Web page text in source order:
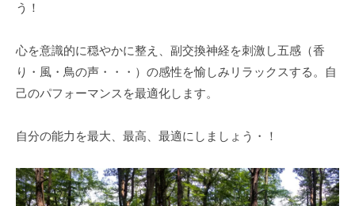
う！
心を意識的に穏やかに整え、副交換神経を刺激し五感（香
り・風・鳥の声・・・）の感性を愉しみリラックスする。自
己のパフォーマンスを最適化します。
自分の能力を最大、最高、最適にしましょう・！